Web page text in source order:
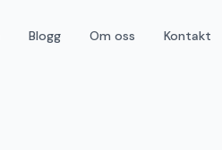
Blogg Om oss Kontakt